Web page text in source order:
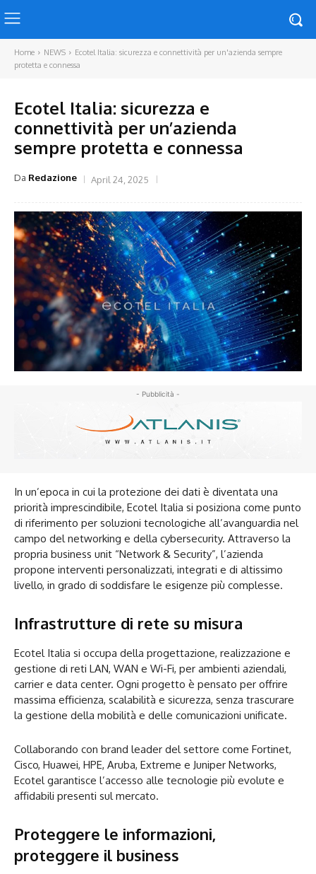
Home NEWS
Ecotel Italia: sicurezza e connettività per un'azienda sempre
protetta e connessa
Ecotel Italia: sicurezza e
connettività per un’azienda
sempre protetta e connessa
Da Redazione April 24, 2025
- Pubblicità -
In un’epoca in cui la protezione dei dati è diventata una
priorità imprescindibile, Ecotel Italia si posiziona come punto
di riferimento per soluzioni tecnologiche all’avanguardia nel
campo del networking e della cybersecurity. Attraverso la
propria business unit “Network & Security”, l’azienda
propone interventi personalizzati, integrati e di altissimo
livello, in grado di soddisfare le esigenze più complesse.
Infrastrutture di rete su misura
Ecotel Italia si occupa della progettazione, realizzazione e
gestione di reti LAN, WAN e Wi-Fi, per ambienti aziendali,
carrier e data center. Ogni progetto è pensato per offrire
massima efficienza, scalabilità e sicurezza, senza trascurare
la gestione della mobilità e delle comunicazioni unificate.
Collaborando con brand leader del settore come Fortinet,
Cisco, Huawei, HPE, Aruba, Extreme e Juniper Networks,
Ecotel garantisce l’accesso alle tecnologie più evolute e
affidabili presenti sul mercato.
Proteggere le informazioni,
proteggere il business